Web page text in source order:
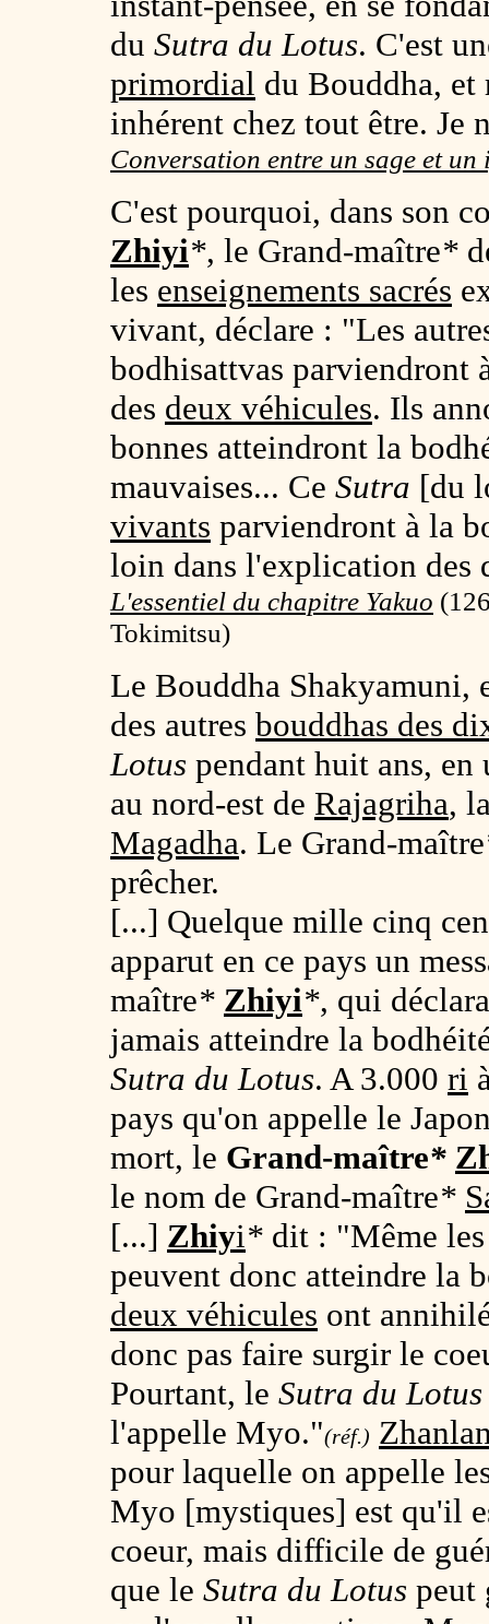
du Sutra du Lotus. C'est
primordial du Bouddha, et
inhérent chez tout être. Je
Conversation entre un sage et
C'est pourquoi, dans son
Zhiyi*, le Grand-maître*
les enseignements sacrés
vivant, déclare : "Les
bodhisattvas parviendront
des deux véhicules. Ils
bonnes atteindront la
mauvaises... Ce Sutra [du
vivants parviendront à la
loin dans l'explication des
L'essentiel du chapitre Yakuo (
Tokimitsu)
Le Bouddha Shakyamuni,
des autres bouddhas des
Lotus pendant huit ans,
au nord-est de Rajagriha,
Magadha. Le Grand-maître
prêcher.
[...] Quelque mille cinq
apparut en ce pays un
maître* Zhiyi*, qui
jamais atteindre la
Sutra du Lotus. A 3.000 ri
pays qu'on appelle le
mort, le Grand-maître*
le nom de Grand-maître*
[...] Zhiyi* dit : "Même
peuvent donc atteindre la
deux véhicules ont
donc pas faire surgir le
Pourtant, le Sutra du Lotus
l'appelle Myo."(réf.)
pour laquelle on appelle
Myo [mystiques] est qu'il
coeur, mais difficile de
que le Sutra du Lotus peut